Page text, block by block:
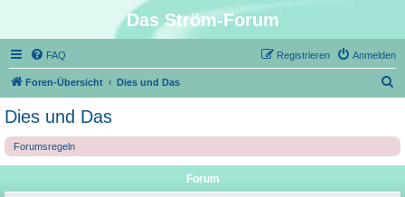
Das Ström-Forum
FAQ Anmelden
Registrieren
Foren-Übersicht Dies und Das
e
Dies und Das
Forumsregeln
Forum